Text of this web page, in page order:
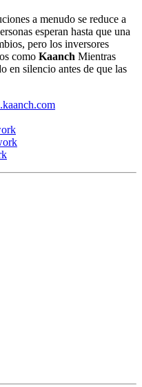
a menudo se reduce a
esperan hasta que una
pero los inversores
como Kaanch Mientras
en silencio antes de que las